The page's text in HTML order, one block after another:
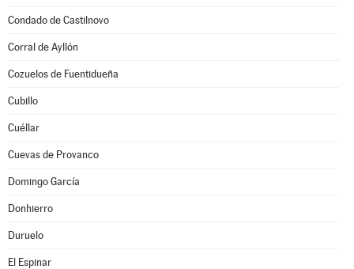
Condado de Castilnovo
Corral de Ayllón
Cozuelos de Fuentidueña
Cubillo
Cuéllar
Cuevas de Provanco
Domingo García
Donhierro
Duruelo
El Espinar